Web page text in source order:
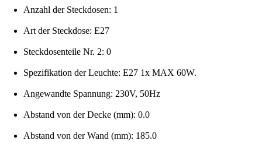
Anzahl der Steckdosen: 1
Art der Steckdose: E27
Steckdosenteile Nr. 2: 0
Spezifikation der Leuchte: E27 1x MAX 60W.
Angewandte Spannung: 230V, 50Hz
Abstand von der Decke (mm): 0.0
Abstand von der Wand (mm): 185.0